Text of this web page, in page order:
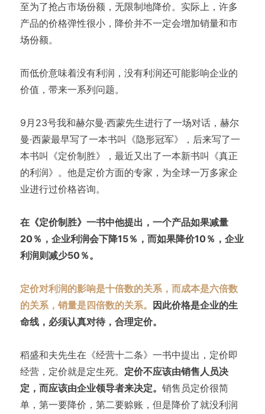
至为了抢占市场份额，无限制地降价。实际上，许多
产品的价格弹性很小，降价并不一定会增加销量和市
场份额。
而低价意味着没有利润，没有利润还可能影响企业的
价值，带来一系列问题。
9月23号我和赫尔曼·西蒙先生进行了一场对话，赫尔
曼·西蒙最早写了一本书叫《隐形冠军》，后来写了一
本书叫《定价制胜》，最近又出了一本新书叫《真正
的利润》。他是定价方面的专家，为全球一万多家企
业进行过价格咨询。
在《定价制胜》一书中他提出，一个产品如果减量
20％，企业利润会下降15％，而如果降价10％，企业
利润则减少50％。
定价对利润的影响是十倍数的关系，而成本是六倍数
的关系，销量是四倍数的关系。
因此价格是企业的生
命线，必须认真对待，合理定价。
稻盛和夫先生在《经营十二条》一书中提出，定价即
经营，定价就是定生死。 定价不应该由销售人员决
定，而应该由企业领导者来决定。 销售员定价很简
单，第一要降价，第二要赊账，但是降价了就没利润